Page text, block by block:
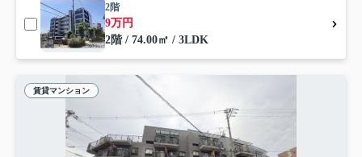
2階
9万円
2階 / 74.00㎡ / 3LDK
賃貸マンション